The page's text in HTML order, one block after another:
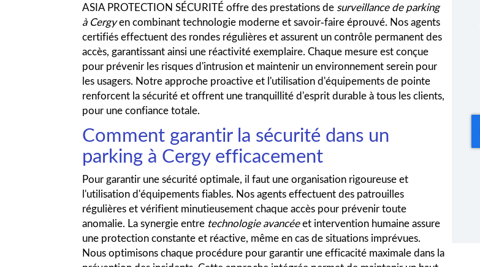
ASIA PROTECTION SÉCURITÉ offre des prestations de surveillance de parking
à Cergyen combinant technologie moderne et savoir-faire éprouvé. Nos agents
certifiés effectuent des rondes régulières et assurent un contrôle permanent des
accès, garantissant ainsi une réactivité exemplaire. Chaque mesure est conçue
pour prévenir les risques d'intrusion et maintenir un environnement serein pour
les usagers. Notre approche proactive et l'utilisation d'équipements de pointe
renforcent la sécurité et offrent une tranquillité d'esprit durable à tous les clients,
pour une confiance totale.
Comment garantir la sécurité dans un
parking à Cergy efficacement
Pour garantir une sécurité optimale, il faut une organisation rigoureuse et
l'utilisation d'équipements fiables. Nos agents effectuent des patrouilles
régulières et vérifient minutieusement chaque accès pour prévenir toute
anomalie. La synergie entre technologie avancéeet intervention humaine assure
une protection constante et réactive, même en cas de situations imprévues.
Nous optimisons chaque procédure pour garantir une efficacité maximale dans la